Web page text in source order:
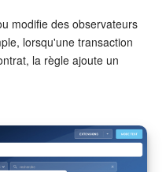
de la transaction.
modifie des observateurs
lorsqu'une transaction
la règle ajoute un